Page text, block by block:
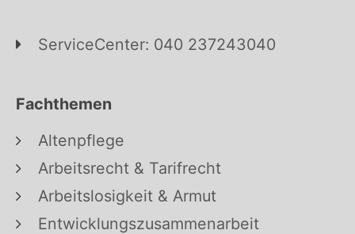
ServiceCenter: 040 237243040
Fachthemen
Altenpflege
Arbeitsrecht & Tarifrecht
Arbeitslosigkeit & Armut
Entwicklungszusammenarbeit